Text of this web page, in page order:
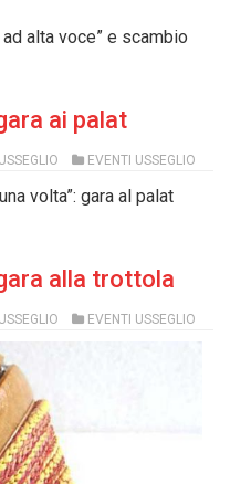
alta voce” e scambio
ai palat
EVENTI USSEGLIO
volta”: gara al palat
alla trottola
EVENTI USSEGLIO